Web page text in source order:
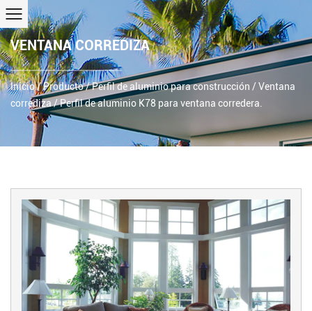
VENTANA CORREDIZA
Inicio/Producto/Perfil de aluminio para construcción /Ventana
corrediza/Perfil de aluminio K78 para ventana corredera.